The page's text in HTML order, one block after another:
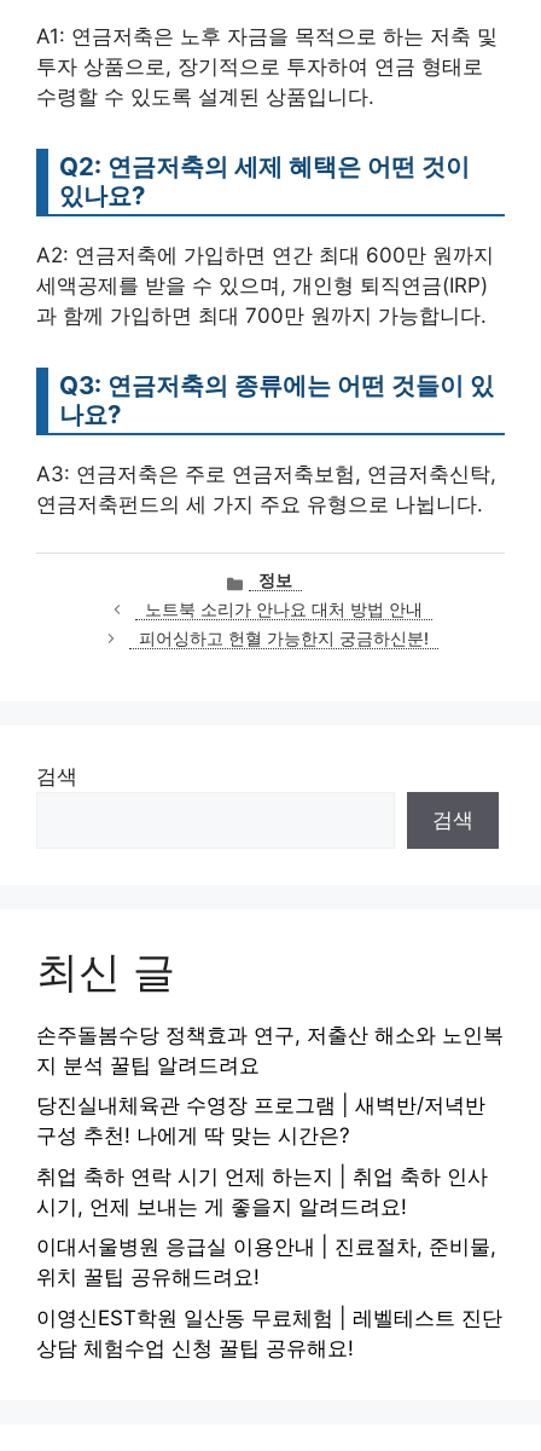
A1: 연금저축은 노후 자금을 목적으로 하는 저축 및
투자 상품으로, 장기적으로 투자하여 연금 형태로
수령할 수 있도록 설계된 상품입니다.
Q2: 연금저축의 세제 혜택은 어떤 것이
있나요?
A2: 연금저축에 가입하면 연간 최대 600만 원까지
세액공제를 받을 수 있으며, 개인형 퇴직연금(IRP)
과 함께 가입하면 최대 700만 원까지 가능합니다.
Q3: 연금저축의 종류에는 어떤 것들이 있
나요?
A3: 연금저축은 주로 연금저축보험, 연금저축신탁,
연금저축펀드의 세 가지 주요 유형으로 나뉩니다.
카
테
고
리
정보
노트북 소리가 안나요 대처 방법 안내
피어싱하고 헌혈 가능한지 궁금하신분!
검색
검색
최신 글
손주돌봄수당 정책효과 연구, 저출산 해소와 노인복
지 분석 꿀팁 알려드려요
당진실내체육관 수영장 프로그램 | 새벽반/저녁반
구성 추천! 나에게 딱 맞는 시간은?
취업 축하 연락 시기 언제 하는지 | 취업 축하 인사
시기, 언제 보내는 게 좋을지 알려드려요!
이대서울병원 응급실 이용안내 | 진료절차, 준비물,
위치 꿀팁 공유해드려요!
이영신EST학원 일산동 무료체험 | 레벨테스트 진단
상담 체험수업 신청 꿀팁 공유해요!